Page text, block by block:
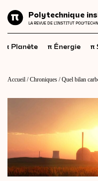
Polytechnique
LA REVUE DE L'INSTITUT
Énergie
Santé
et
Industrie
Science et
Société
FR EN
π Planète π Énergie π
Accueil /Chroniques /Quel bilan